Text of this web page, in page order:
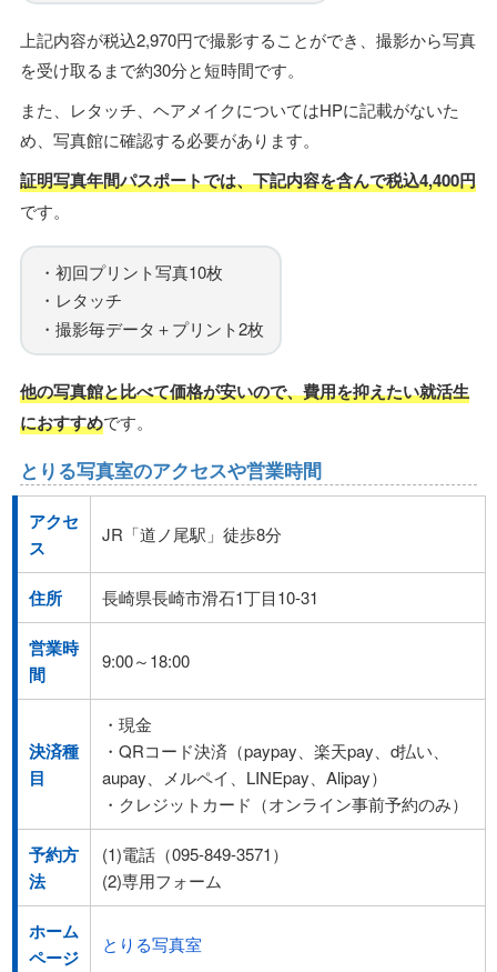
上記内容が税込2,970円で撮影することができ、撮影から写真
を受け取るまで約30分と短時間です。
また、レタッチ、ヘアメイクについてはHPに記載がないた
め、写真館に確認する必要があります。
証明写真年間パスポートでは、下記内容を含んで税込4,400円
です。
・初回プリント写真10枚
・レタッチ
・撮影毎データ＋プリント2枚
他の写真館と比べて価格が安いので、費用を抑えたい就活生
におすすめです。
とりる写真室のアクセスや営業時間
アクセ
ス
JR「道ノ尾駅」徒歩8分
住所 長崎県長崎市滑石1丁目10-31
営業時
間
9:00～18:00
決済種
目
・現金
・QRコード決済（paypay、楽天pay、d払い、
aupay、メルペイ、LINEpay、Alipay）
・クレジットカード（オンライン事前予約のみ）
予約方
法
(1)電話（095-849-3571）
(2)専用フォーム
ホーム
ページ
とりる写真室